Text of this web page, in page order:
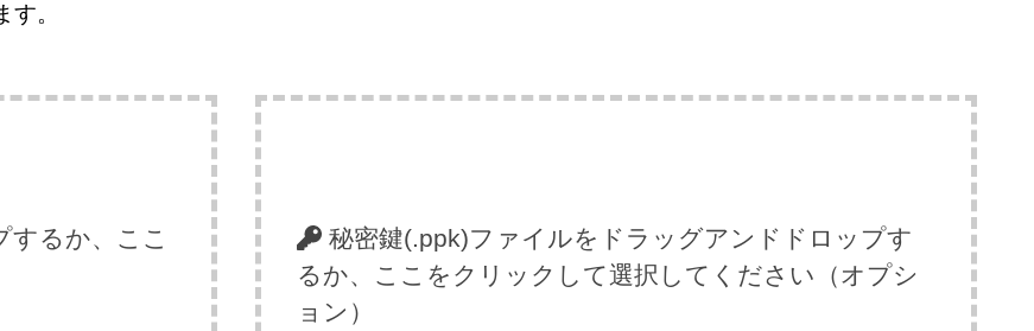
。
るか、ここ
秘密鍵(.ppk)ファイルをドラッグアンドドロップす
るか、ここをクリックして選択してください（オプシ
ョン）